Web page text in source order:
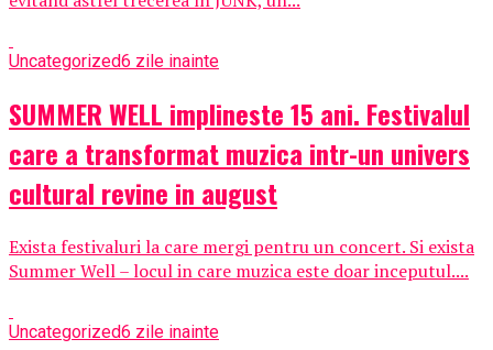
Uncategorized6 zile inainte
SUMMER WELL implineste 15 ani. Festivalul
care a transformat muzica intr-un univers
cultural revine in august
Exista festivaluri la care mergi pentru un concert. Si exista
Summer Well – locul in care muzica este doar inceputul....
Uncategorized6 zile inainte